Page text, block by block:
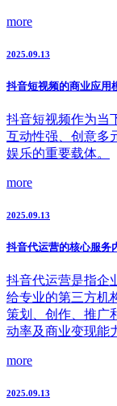
more
2025.09.13
抖音短视频的商业应用
抖音短视频作为当
互动性强、创意多
娱乐的重要载体。
more
2025.09.13
抖音代运营的核心服务
抖音代运营是指企
给专业的第三方机
策划、创作、推广
动率及商业变现能
more
2025.09.13